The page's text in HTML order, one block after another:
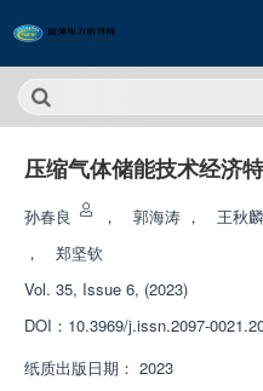
压缩气体储能技术经济
孙春良 ， 郭海涛 ， 王秋麟
，
郑坚钦
Vol. 35, Issue 6, (2023)
DOI： 10.3969/j.issn.2097-
纸质出版日期： 2023